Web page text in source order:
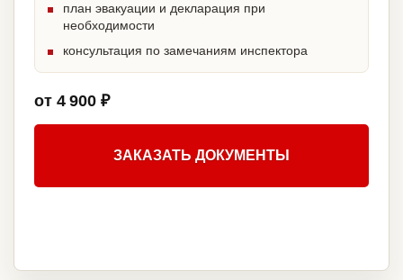
план эвакуации и декларация при
необходимости
консультация по замечаниям инспектора
от 4 900 ₽
ЗАКАЗАТЬ ДОКУМЕНТЫ